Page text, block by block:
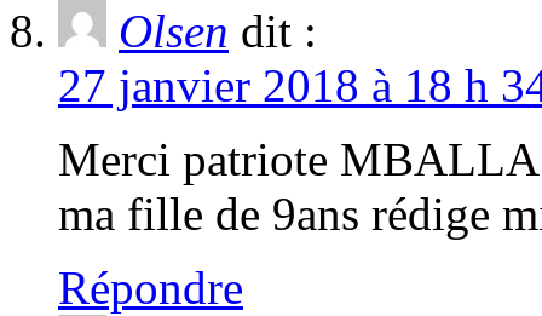
Olsen dit :
27 janvier 2018 à 18 h
Merci patriote MBALLA
ma fille de 9ans rédige
Répondre